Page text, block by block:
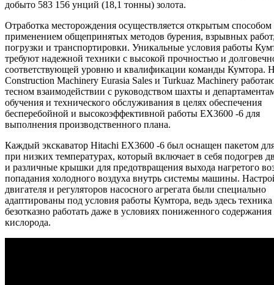
добыто 583 156 унций (18,1 тонны) золота.
Отработка месторождения осуществляется открытым способом
применением общепринятых методов бурения, взрывных
погрузки и транспортировки. Уникальные условия работы
требуют надежной техники с высокой прочностью и
соответствующей уровню и квалификации команды Кумтора.
Construction Machinery Eurasia Sales и Turkuaz Machinery
тесном взаимодействии с руководством шахты и
обучения и технического обслуживания в целях обеспечения
бесперебойной и высокоэффективной работы EX3600 -6 для
выполнения производственного плана.
Каждый экскаватор Hitachi EX3600 -6 был оснащен пакетом
при низких температурах, который включает в себя подогрев
и различные крышки для предотвращения выхода нагретого
попадания холодного воздуха внутрь системы машины.
двигателя и регуляторов насосного агрегата были специально
адаптированы под условия работы Кумтора, ведь здесь
безотказно работать даже в условиях пониженного содержания
кислорода.